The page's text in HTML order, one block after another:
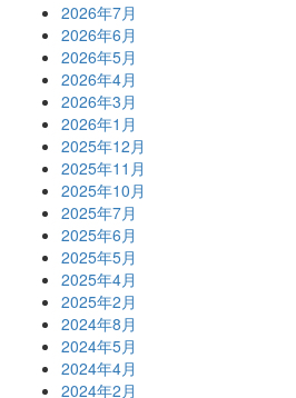
2026年7月
2026年6月
2026年5月
2026年4月
2026年3月
2026年1月
2025年12月
2025年11月
2025年10月
2025年7月
2025年6月
2025年5月
2025年4月
2025年2月
2024年8月
2024年5月
2024年4月
2024年2月